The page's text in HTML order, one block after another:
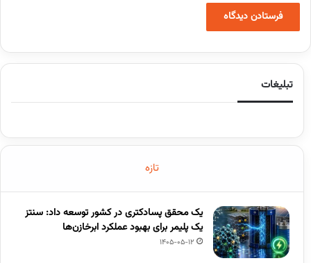
تبلیغات
تازه
یک محقق پسادکتری در کشور توسعه داد: سنتز
یک پلیمر برای بهبود عملکرد ابرخازن‌ها
1405-05-12